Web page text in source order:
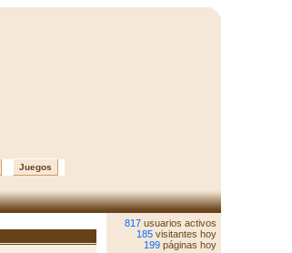
Juegos
817 usuarios activos
185 visitantes hoy
199 páginas hoy